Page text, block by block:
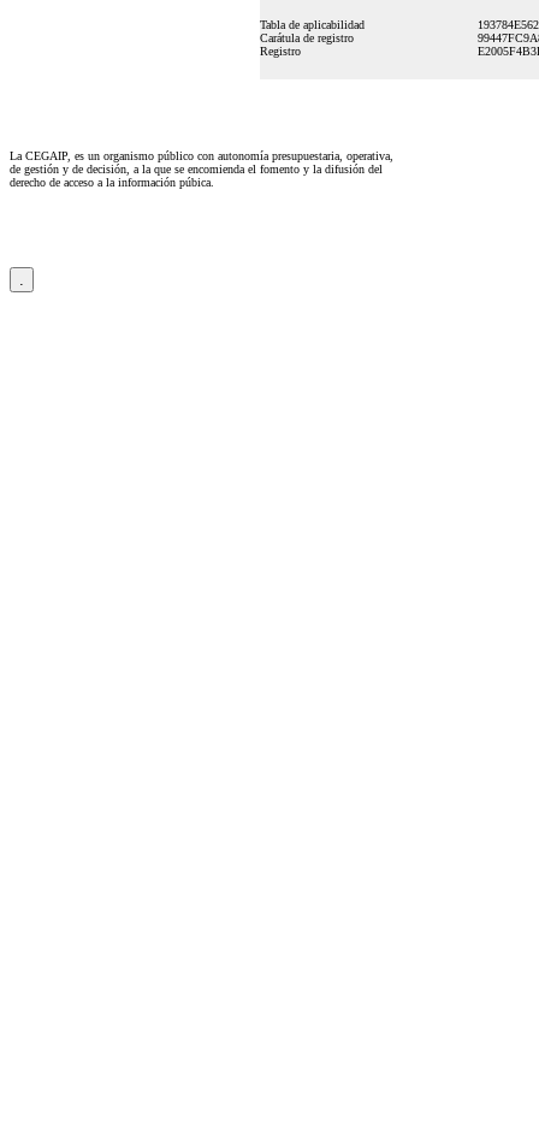
Tabla de aplicabilidad
Carátula de registro
Registro
La CEGAIP, es un organismo público con autonomía presupuestaria, operativa,
de gestión y de decisión, a la que se encomienda el fomento y la difusión del
derecho de acceso a la información púbica.